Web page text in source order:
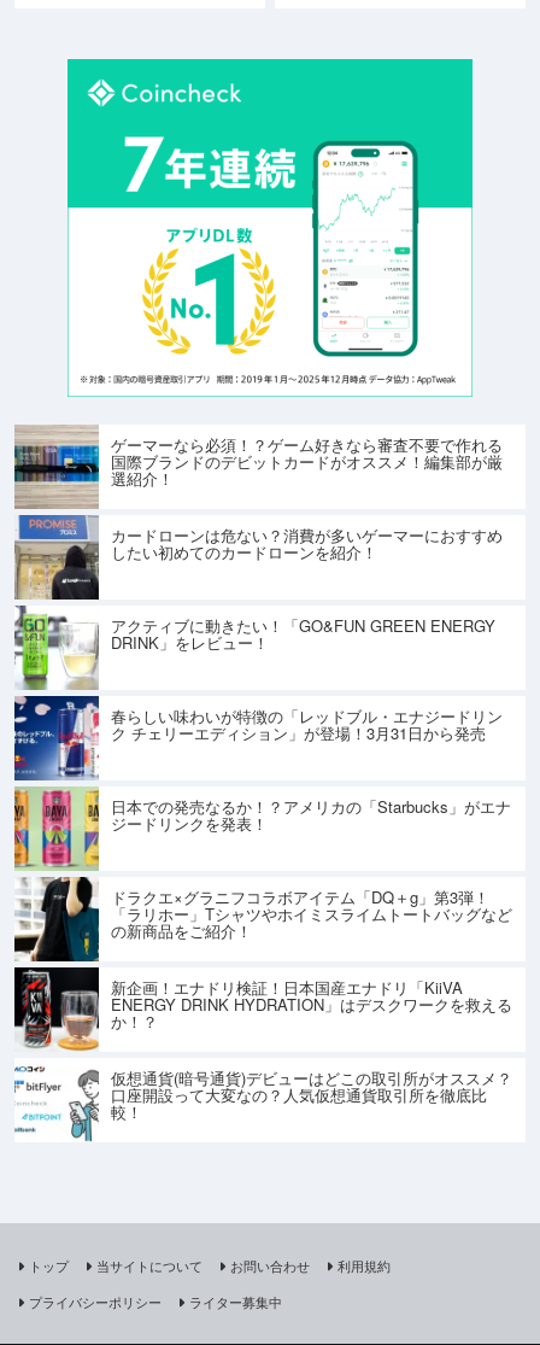
ゲーマーなら必須！？ゲーム好きなら審査不要で作れる
国際ブランドのデビットカードがオススメ！編集部が厳
選紹介！
カードローンは危ない？消費が多いゲーマーにおすすめ
したい初めてのカードローンを紹介！
アクティブに動きたい！「GO&FUN GREEN ENERGY
DRINK」をレビュー！
春らしい味わいが特徴の「レッドブル・エナジードリン
ク チェリーエディション」が登場！3月31日から発売
日本での発売なるか！？アメリカの「Starbucks」がエナ
ジードリンクを発表！
ドラクエ×グラニフコラボアイテム「DQ＋g」第3弾！
「ラリホー」Tシャツやホイミスライムトートバッグなど
の新商品をご紹介！
新企画！エナドリ検証！日本国産エナドリ「KiiVA
ENERGY DRINK HYDRATION」はデスクワークを救える
か！？
仮想通貨(暗号通貨)デビューはどこの取引所がオススメ？
口座開設って大変なの？人気仮想通貨取引所を徹底比
較！
トップ 当サイトについて お問い合わせ
利用規約
プライバシーポリシー
ライター募集中